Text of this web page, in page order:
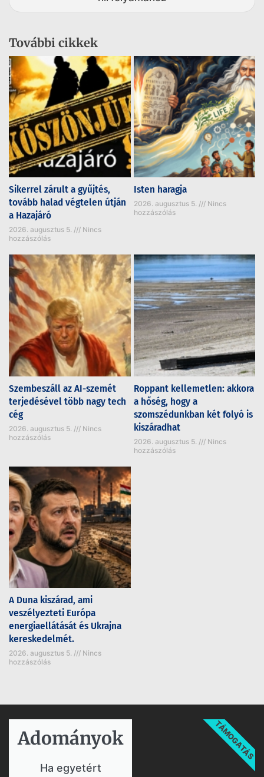
További cikkek
Sikerrel zárult a gyűjtés,
tovább halad végtelen útján
a Hazajáró
2026. augusztus 5.
Nincs
hozzászólás
Isten haragja
2026. augusztus 5.
Nincs
hozzászólás
Szembeszáll az AI-szemét
terjedésével több nagy tech
cég
2026. augusztus 5.
Nincs
hozzászólás
Roppant kellemetlen: akkora
a hőség, hogy a
szomszédunkban két folyó is
kiszáradhat
2026. augusztus 5.
Nincs
hozzászólás
A Duna kiszárad, ami
veszélyezteti Európa
energiaellátását és Ukrajna
kereskedelmét.
2026. augusztus 5.
Nincs
hozzászólás
Adományok​
Ha egyetért
TÁMOGATÁS